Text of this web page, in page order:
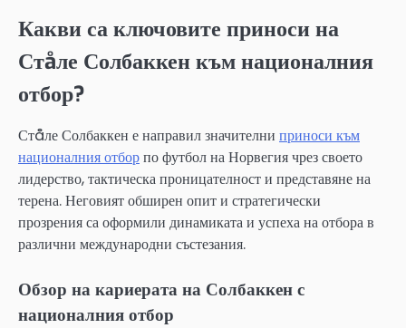
Какви са ключовите приноси на
Стåле Солбаккен към националния
отбор?
Стåле Солбаккен е направил значителни приноси към
националния отборпо футбол на Норвегия чрез своето
лидерство, тактическа проницателност и представяне на
терена. Неговият обширен опит и стратегически
прозрения са оформили динамиката и успеха на отбора в
различни международни състезания.
Обзор на кариерата на Солбаккен с
националния отбор